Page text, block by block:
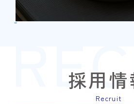
採用情
Recruit